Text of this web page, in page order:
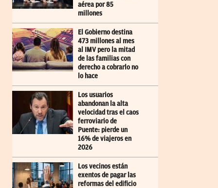
aérea por 85
millones
El Gobierno destina
473 millones al mes
al IMV pero la mitad
de las familias con
derecho a cobrarlo no
lo hace
Los usuarios
abandonan la alta
velocidad tras el caos
ferroviario de
Puente: pierde un
16% de viajeros en
2026
Los vecinos están
exentos de pagar las
reformas del edificio